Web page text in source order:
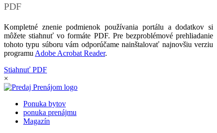
PDF
Kompletné znenie podmienok používania portálu a dodatkov si
môžete stiahnuť vo formáte PDF. Pre bezproblémové prehliadanie
tohoto typu súboru vám odporúčame nainštalovať najnovšiu verziu
programu Adobe Acrobat Reader.
Stiahnuť PDF
×
Ponuka bytov
ponuka prenájmu
Magazín